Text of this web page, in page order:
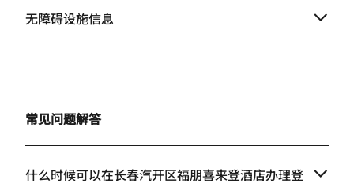
无障碍设施信息
常见问题解答
什么时候可以在长春汽开区福朋喜来登酒店办理登